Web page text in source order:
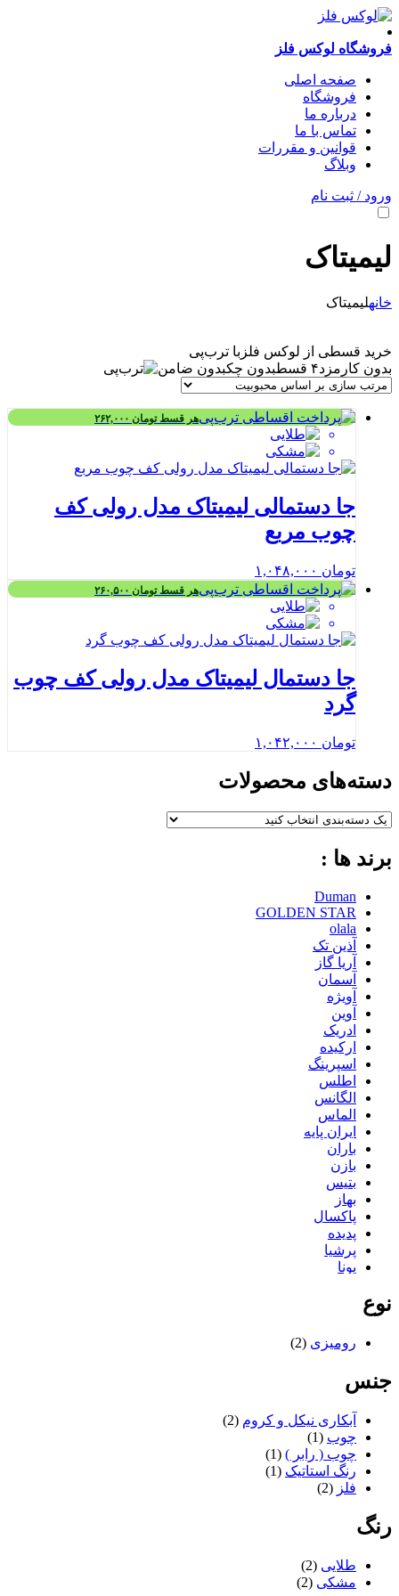
فروشگاه لوکس فلز
صفحه اصلی
فروشگاه
درباره ما
تماس با ما
قوانین و مقررات
وبلاگ
ورود / ثبت نام
لیمیتاک
خانهلیمیتاک
خرید قسطی از لوکس فلز با ترب‌پی
بدون کارمزد۴ قسط بدون چکبدون ضامن
هر قسطتومان
جا دستمالی لیمیتاک مدل رولی کف
چوب مربع
تومان
هر قسطتومان
جا دستمال لیمیتاک مدل رولی کف چوب
گرد
تومان
دسته‌های محصولات
برند ها :
Duman
GOLDEN STAR
olala
آذین تک
آریا گاز
آسمان
آویژه
آوین
ادریک
ارکیده
اسپرینگ
اطلس
الگانس
الماس
ایران پایه
باران
بازن
بتیس
بهاز
پاکسال
پدیده
پرشیا
پونا
جگوار
درسان
دلنواز
دیاموند
راحیل
زرین
زیبا
شنیا
عروس نوین
نوع
رومیزی (2)
جنس
آبکاری نیکل و کروم (2)
چوب (1)
چوب ( رابر ) (1)
رنگ استاتیک (1)
فلز (2)
رنگ
طلایی (2)
مشکی (2)